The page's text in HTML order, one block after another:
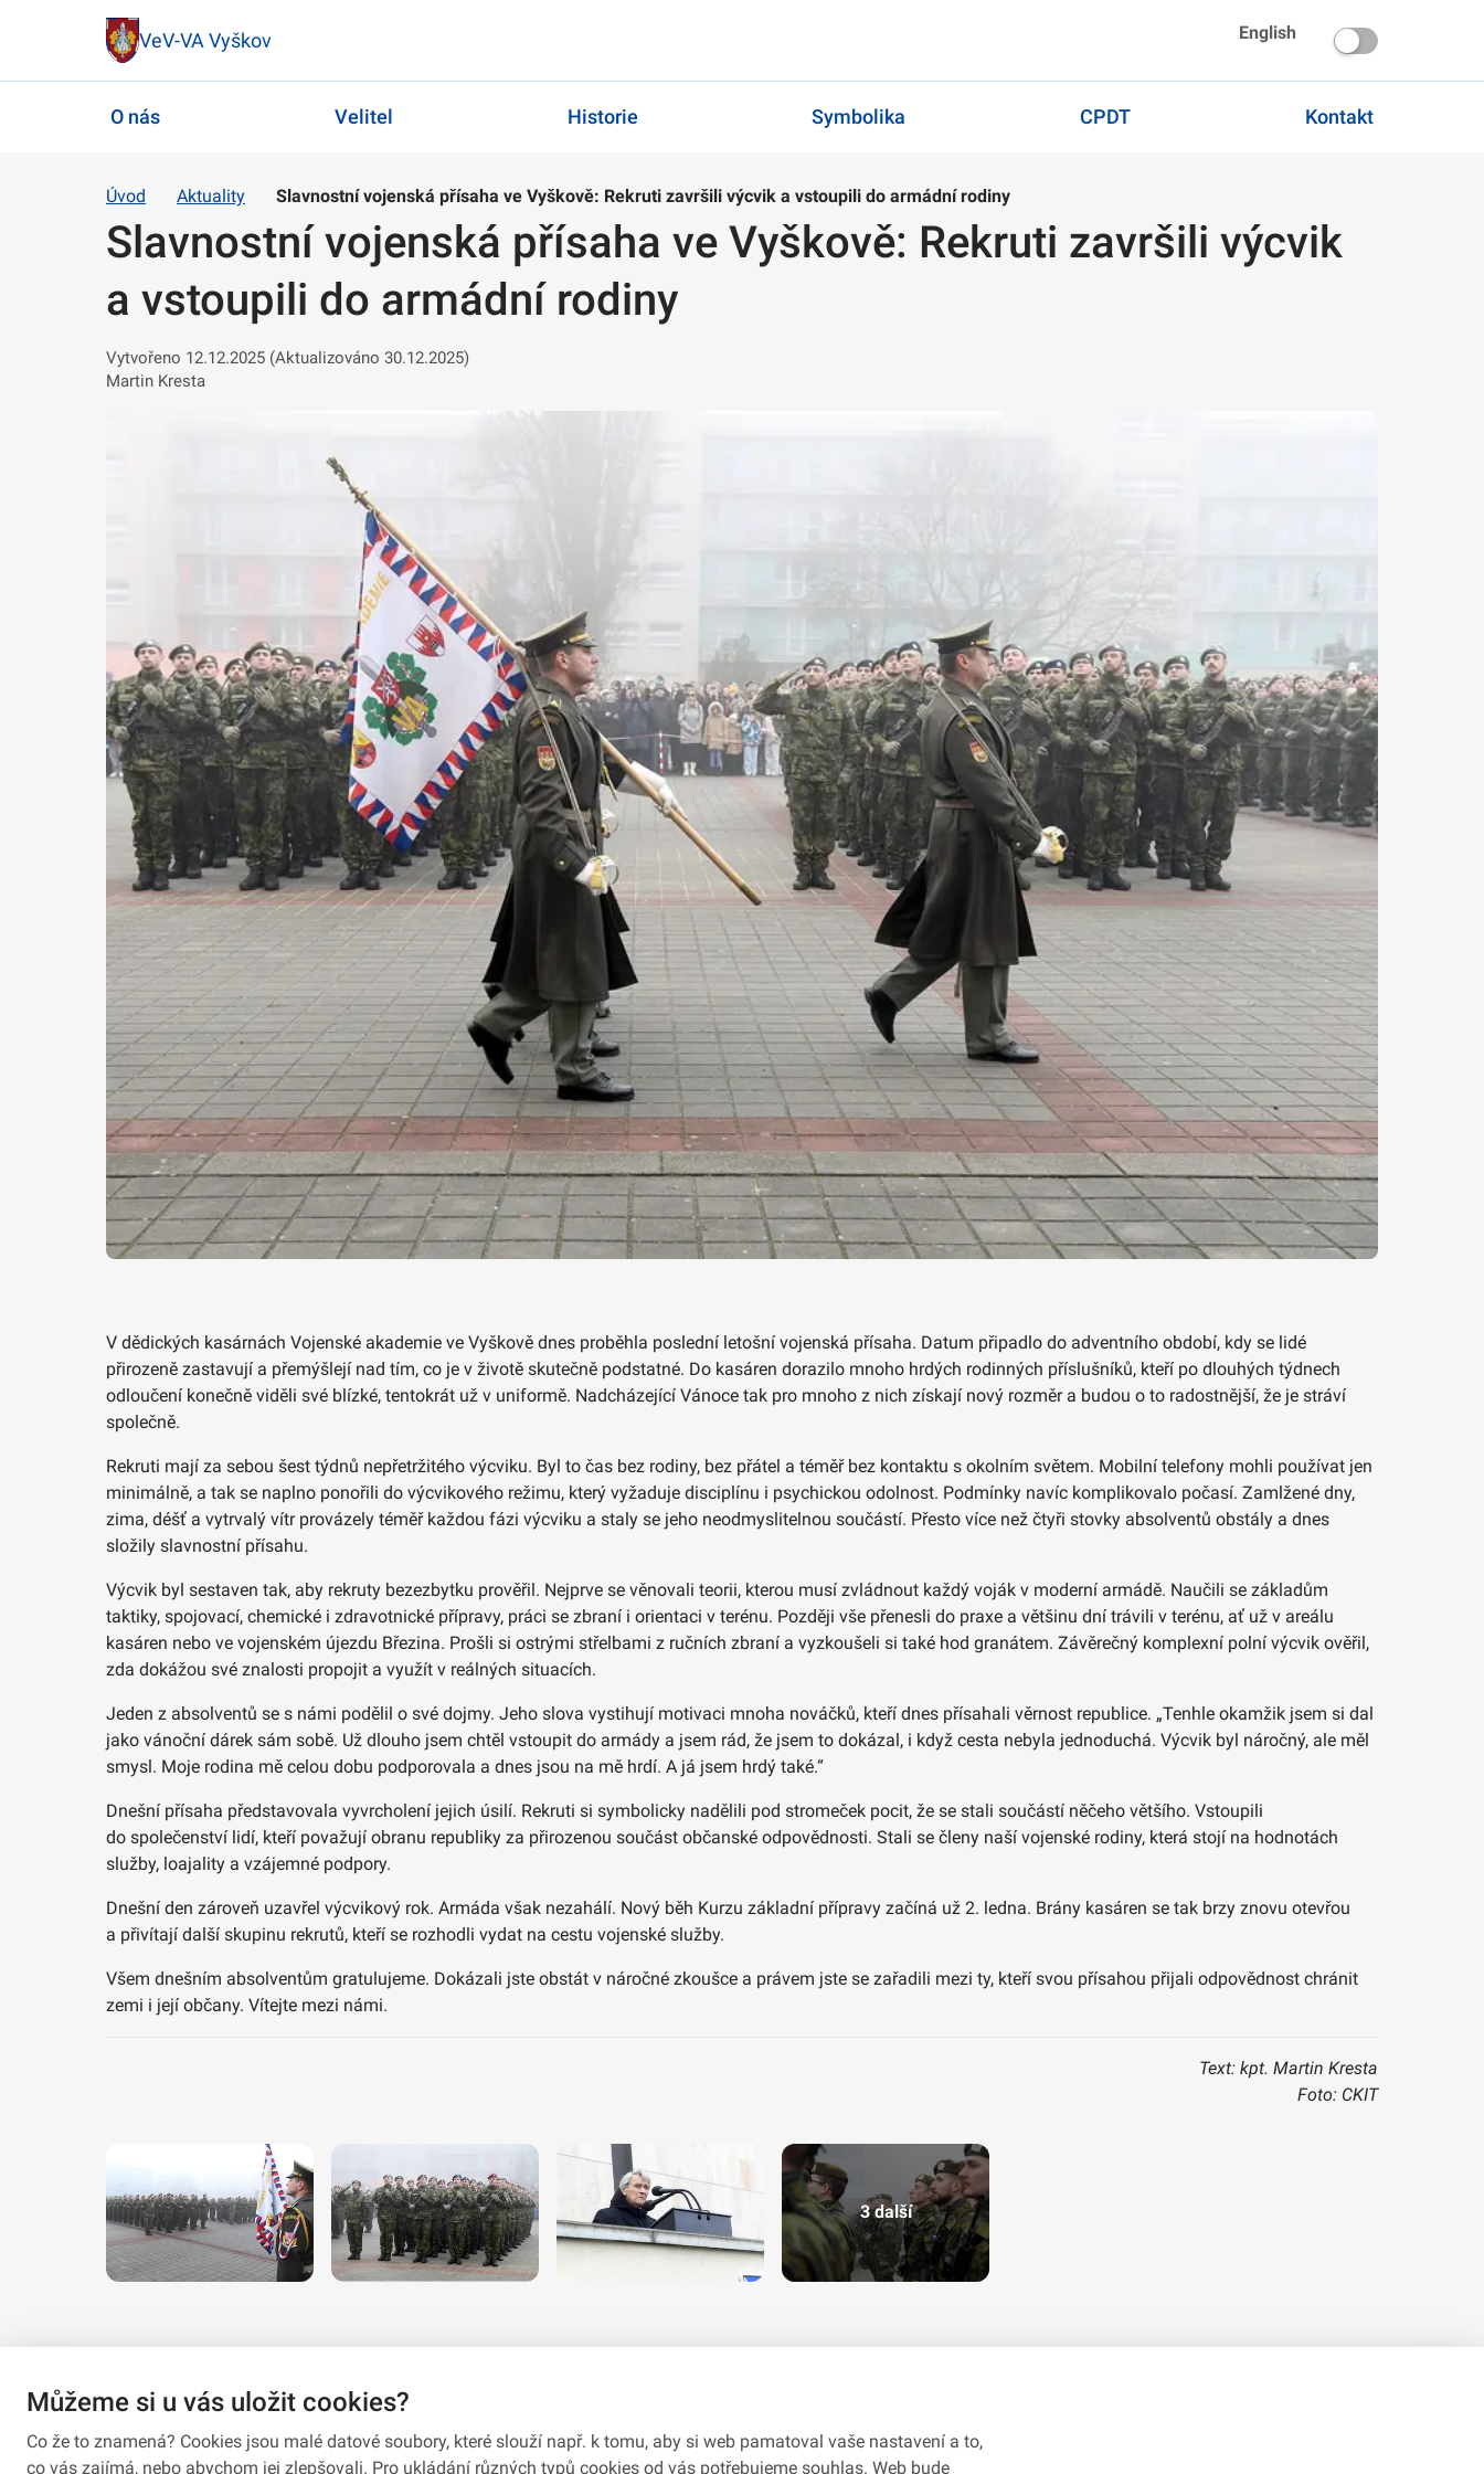
VeV-VA Vyškov English
O nás Velitel Historie Symbolika CPDT Kontakt
Úvod Aktuality Slavnostní vojenská přísaha ve Vyškově: Rekruti završili výcvik a vstoupili do armádní rodiny
Slavnostní vojenská přísaha ve Vyškově: Rekruti završili výcvik
a vstoupili do armádní rodiny
Vytvořeno 12.12.2025 (Aktualizováno 30.12.2025)
Martin Kresta
V dědických kasárnách Vojenské akademie ve Vyškově dnes proběhla poslední letošní vojenská přísaha. Datum připadlo do adventního období, kdy se lidé
přirozeně zastavují a přemýšlejí nad tím, co je v životě skutečně podstatné. Do kasáren dorazilo mnoho hrdých rodinných příslušníků, kteří po dlouhých týdnech
odloučení konečně viděli své blízké, tentokrát už v uniformě. Nadcházející Vánoce tak pro mnoho z nich získají nový rozměr a budou o to radostnější, že je stráví
společně.
Rekruti mají za sebou šest týdnů nepřetržitého výcviku. Byl to čas bez rodiny, bez přátel a téměř bez kontaktu s okolním světem. Mobilní telefony mohli používat jen
minimálně, a tak se naplno ponořili do výcvikového režimu, který vyžaduje disciplínu i psychickou odolnost. Podmínky navíc komplikovalo počasí. Zamlžené dny,
zima, déšť a vytrvalý vítr provázely téměř každou fázi výcviku a staly se jeho neodmyslitelnou součástí. Přesto více než čtyři stovky absolventů obstály a dnes
složily slavnostní přísahu.
Výcvik byl sestaven tak, aby rekruty bezezbytku prověřil. Nejprve se věnovali teorii, kterou musí zvládnout každý voják v moderní armádě. Naučili se základům
taktiky, spojovací, chemické i zdravotnické přípravy, práci se zbraní i orientaci v terénu. Později vše přenesli do praxe a většinu dní trávili v terénu, ať už v areálu
kasáren nebo ve vojenském újezdu Březina. Prošli si ostrými střelbami z ručních zbraní a vyzkoušeli si také hod granátem. Závěrečný komplexní polní výcvik ověřil,
zda dokážou své znalosti propojit a využít v reálných situacích.
Jeden z absolventů se s námi podělil o své dojmy. Jeho slova vystihují motivaci mnoha nováčků, kteří dnes přísahali věrnost republice. „Tenhle okamžik jsem si dal
jako vánoční dárek sám sobě. Už dlouho jsem chtěl vstoupit do armády a jsem rád, že jsem to dokázal, i když cesta nebyla jednoduchá. Výcvik byl náročný, ale měl
smysl. Moje rodina mě celou dobu podporovala a dnes jsou na mě hrdí. A já jsem hrdý také.“
Dnešní přísaha představovala vyvrcholení jejich úsilí. Rekruti si symbolicky nadělili pod stromeček pocit, že se stali součástí něčeho většího. Vstoupili
do společenství lidí, kteří považují obranu republiky za přirozenou součást občanské odpovědnosti. Stali se členy naší vojenské rodiny, která stojí na hodnotách
služby, loajality a vzájemné podpory.
Dnešní den zároveň uzavřel výcvikový rok. Armáda však nezahálí. Nový běh Kurzu základní přípravy začíná už 2. ledna. Brány kasáren se tak brzy znovu otevřou
a přivítají další skupinu rekrutů, kteří se rozhodli vydat na cestu vojenské služby.
Všem dnešním absolventům gratulujeme. Dokázali jste obstát v náročné zkoušce a právem jste se zařadili mezi ty, kteří svou přísahou přijali odpovědnost chránit
zemi i její občany. Vítejte mezi námi.
Text: kpt. Martin Kresta
Foto: CKIT
3 další
Můžeme si u vás uložit cookies?
Co že to znamená? Cookies jsou malé datové soubory, které slouží např. k tomu, aby si web pamatoval vaše nastavení a to,
co vás zajímá, nebo abychom jej zlepšovali. Pro ukládání různých typů cookies od vás potřebujeme souhlas. Web bude